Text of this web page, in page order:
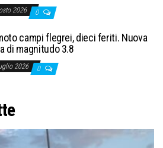
2026 0
campi flegrei, dieci feriti. Nuova
di magnitudo 3.8
2026 0